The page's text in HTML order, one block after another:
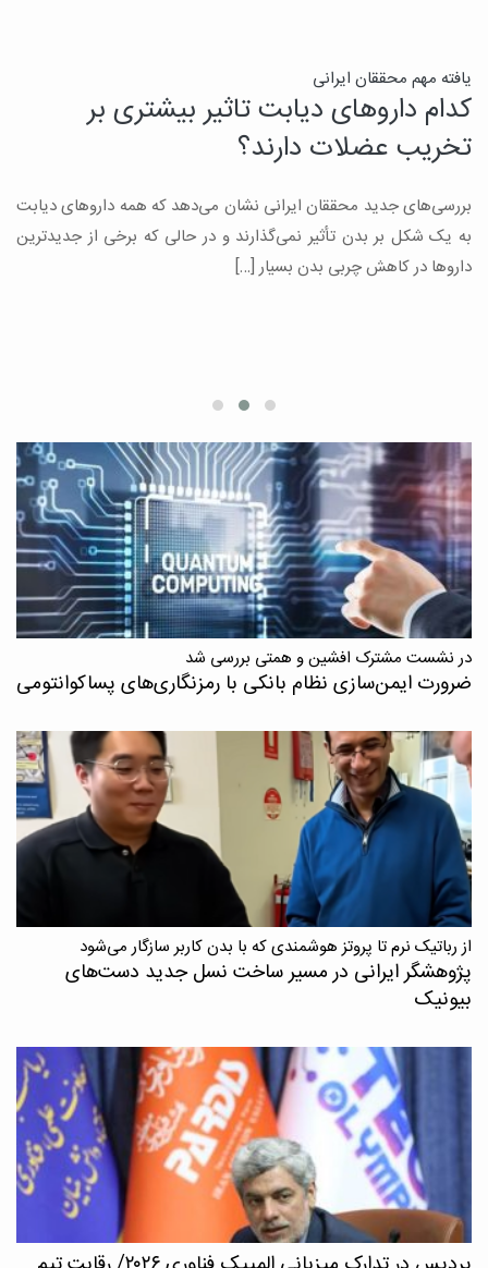
یافته مهم محققان ایرانی
کدام داروهای دیابت تاثیر بیشتری بر
تخریب عضلات دارند؟
بررسی‌های جدید محققان ایرانی نشان می‌دهد که همه داروهای دیابت
به یک شکل بر بدن تأثیر نمی‌گذارند و در حالی که برخی از جدیدترین
داروها در کاهش چربی بدن بسیار […]
در نشست مشترک افشین و همتی بررسی شد
ضرورت ایمن‌سازی نظام بانکی با رمزنگاری‌های پسا‌کوانتومی
از رباتیک نرم تا پروتز هوشمندی که با بدن کاربر سازگار می‌شود
پژوهشگر ایرانی در مسیر ساخت نسل جدید دست‌های
بیونیک